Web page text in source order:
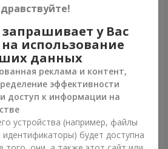
Композиция "Ностальжи"
6 656 грн
запрашивает у Вас
на использование
данных
реклама и контент,
эффективности
доступ к информации на
устройства (например, файлы
будет доступна